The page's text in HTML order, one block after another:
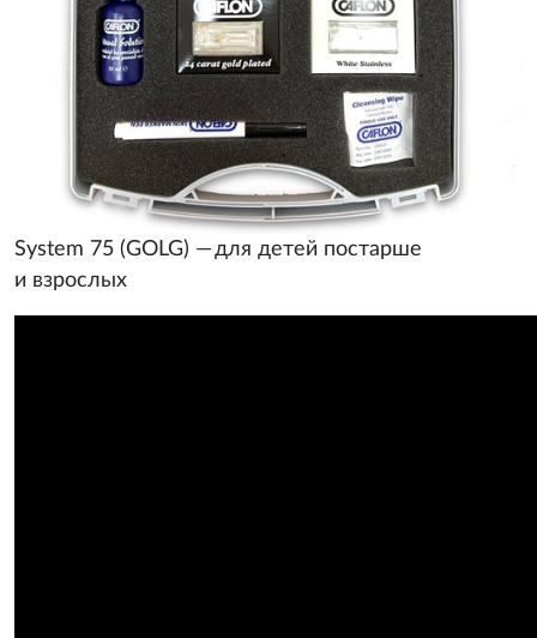
System 75 (GOLG) — для детей постарше
и взрослых